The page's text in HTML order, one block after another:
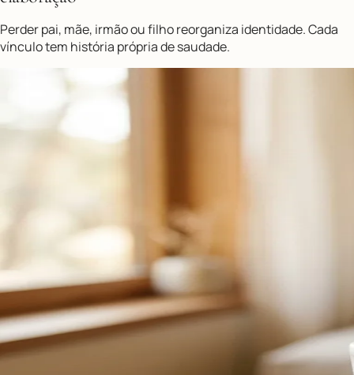
Perder pai, mãe, irmão ou filho reorganiza identidade. Cada
vínculo tem história própria de saudade.